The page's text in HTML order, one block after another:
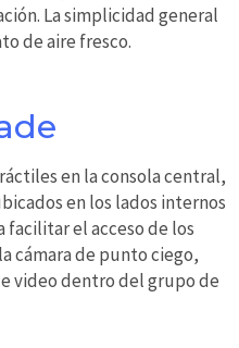
La simplicidad general
de aire fresco.
en la consola central,
en los lados internos
facilitar el acceso de los
cámara de punto ciego,
video dentro del grupo de